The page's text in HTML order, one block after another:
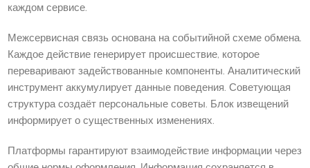
каждом сервисе.
Межсервисная связь основана на событийной схеме обмена.
Каждое действие генерирует происшествие, которое
переваривают задействованные компоненты. Аналитический
инструмент аккумулирует данные поведения. Советующая
структура создаёт персональные советы. Блок извещений
информирует о существенных изменениях.
Платформы гарантируют взаимодействие информации через